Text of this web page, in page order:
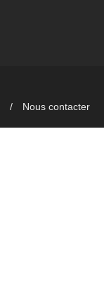
Nous contacter